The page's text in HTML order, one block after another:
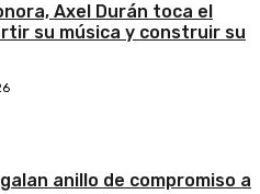
Axel Durán toca el
su música y construir su
anillo de compromiso a